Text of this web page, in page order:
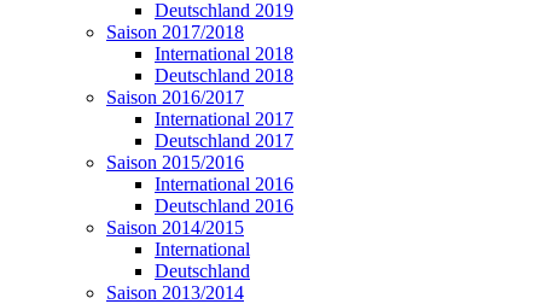
Deutschland 2019
Saison 2017/2018
International 2018
Deutschland 2018
Saison 2016/2017
International 2017
Deutschland 2017
Saison 2015/2016
International 2016
Deutschland 2016
Saison 2014/2015
International
Deutschland
Saison 2013/2014